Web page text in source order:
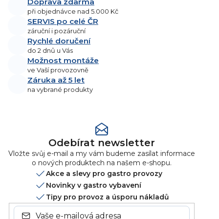
při objednávce nad 5.000 Kč
SERVIS po celé ČR
záruční i pozáruční
Rychlé doručení
do 2 dnů u Vás
Možnost montáže
ve Vaší provozovně
Záruka až 5 let
na vybrané produkty
Odebírat newsletter
Vložte svůj e-mail a my vám budeme zasílat informace
o nových produktech na našem e-shopu.
Akce a slevy pro gastro provozy
Novinky v gastro vybavení
Tipy pro provoz a úsporu nákladů